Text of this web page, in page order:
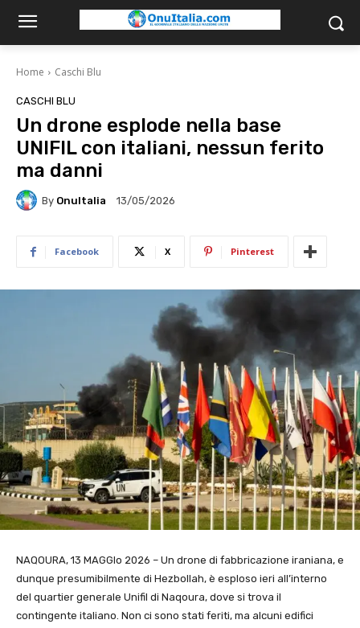
Home Caschi Blu
CASCHI BLU
Un drone esplode nella base
UNIFIL con italiani, nessun ferito
ma danni
By OnuItalia 13/05/2026
Facebook X Pinterest
NAQOURA, 13 MAGGIo 2026 – Un drone di fabbricazione iraniana, e
dunque presumibilmente di Hezbollah, è esploso ieri all’interno
del quartier generale Unifil di Naqoura, dove si trova il
contingente italiano. Non ci sono stati feriti, ma alcuni edifici